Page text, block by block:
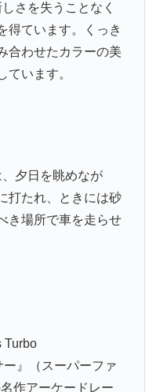
さを失うことなく
得ています。くっき
合わせたカラーの美
ています。
、夕日を眺めなが
打たれ、ときには砂
き場所で車を走らせ
Turbo
』（スーパーファ
作アーケードレー